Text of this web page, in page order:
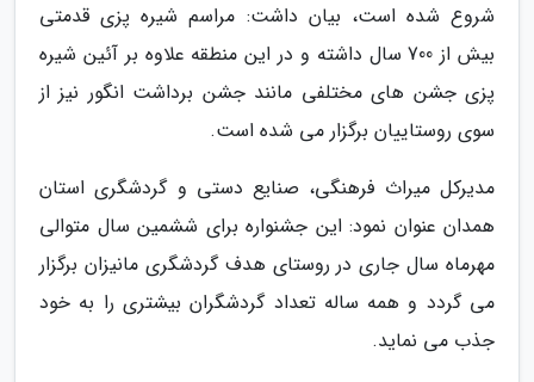
شروع شده است، بیان داشت: مراسم شیره پزی قدمتی
بیش از 700 سال داشته و در این منطقه علاوه بر آئین شیره
پزی جشن های مختلفی مانند جشن برداشت انگور نیز از
سوی روستاییان برگزار می شده است.
مدیرکل میراث فرهنگی، صنایع دستی و گردشگری استان
همدان عنوان نمود: این جشنواره برای ششمین سال متوالی
مهرماه سال جاری در روستای هدف گردشگری مانیزان برگزار
می گردد و همه ساله تعداد گردشگران بیشتری را به خود
جذب می نماید.